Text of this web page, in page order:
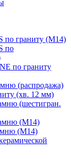
по граниту (М14)
по
по граниту
(распродажа)
(хв. 12 мм)
(шестигран.
(M14)
(M14)